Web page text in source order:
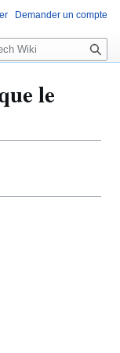
le
Demander un compte